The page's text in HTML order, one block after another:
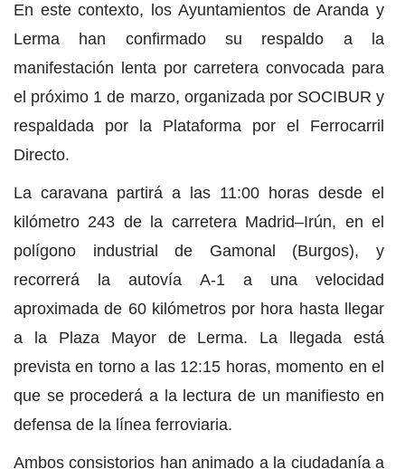
En este contexto, los Ayuntamientos de Aranda y
Lerma han confirmado su respaldo a la
manifestación lenta por carretera convocada para
el próximo 1 de marzo, organizada por SOCIBUR y
respaldada por la Plataforma por el Ferrocarril
Directo.
La caravana partirá a las 11:00 horas desde el
kilómetro 243 de la carretera Madrid–Irún, en el
polígono industrial de Gamonal (Burgos), y
recorrerá la autovía A-1 a una velocidad
aproximada de 60 kilómetros por hora hasta llegar
a la Plaza Mayor de Lerma. La llegada está
prevista en torno a las 12:15 horas, momento en el
que se procederá a la lectura de un manifiesto en
defensa de la línea ferroviaria.
Ambos consistorios han animado a la ciudadanía a